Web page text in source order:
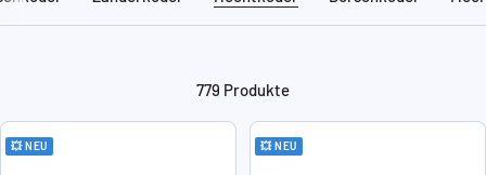
779 Produkte
💥 NEU 💥 NEU